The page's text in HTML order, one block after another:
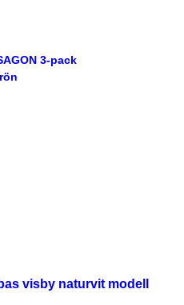
3-pack